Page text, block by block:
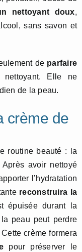
nettoyant doux,
sans savon et
de parfaire
Elle ne
de la peau.
crème de
routine beauté : la
avoir nettoyé
l’hydratation
reconstruira la
épuisée durant la
peau peut perdre
crème formera
pour préserver le